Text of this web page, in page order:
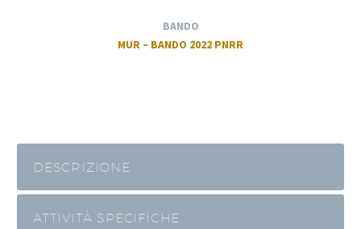
BANDO
MUR – BANDO 2022 PNRR
DESCRIZIONE
ATTIVITÀ SPECIFICHE